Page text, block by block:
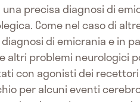
precisa diagnosi di
Come nel caso di
di emicrania e in
problemi neurologici
con agonisti dei recettori
per alcuni eventi